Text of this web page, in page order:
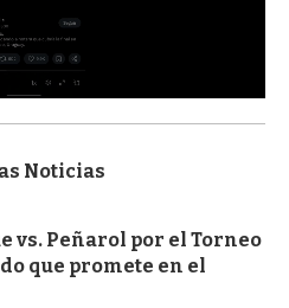
Noticias
vs. Peñarol por el Torneo
que promete en el